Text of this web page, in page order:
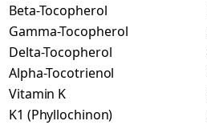
Beta-Tocopherol
Gamma-Tocopherol
Delta-Tocopherol
Alpha-Tocotrienol
Vitamin K
K1 (Phyllochinon)